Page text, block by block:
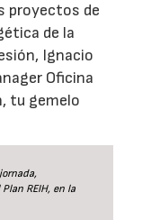
proyectos de
de la
Ignacio
Oficina
tu gemelo
REIH, en la